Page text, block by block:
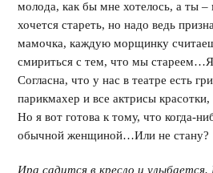
молода, как бы мне хотелось, а ты
хочется стареть, но надо ведь
мамочка, каждую морщинку
смириться с тем, что мы
Согласна, что у нас в театре есть
парикмахер и все актрисы
Но я вот готова к тому, что когда-
обычной женщиной…Или не стану?
Ира садится в кресло и улыбается.